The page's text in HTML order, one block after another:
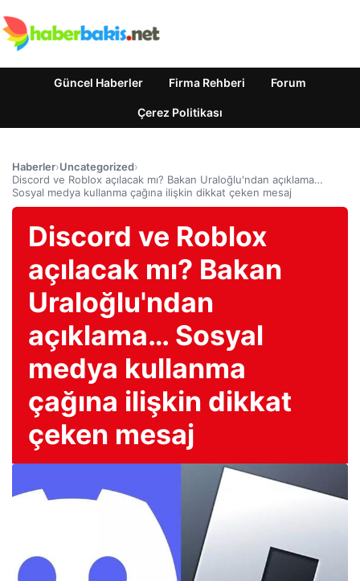
Güncel Haberler Firma Rehberi Forum
Çerez Politikası
Haberler›Uncategorized›
Discord ve Roblox açılacak mı? Bakan Uraloğlu'ndan açıklama…
Sosyal medya kullanma çağına ilişkin dikkat çeken mesaj
Discord ve Roblox
açılacak mı? Bakan
Uraloğlu'ndan
açıklama… Sosyal
medya kullanma
çağına ilişkin dikkat
çeken mesaj